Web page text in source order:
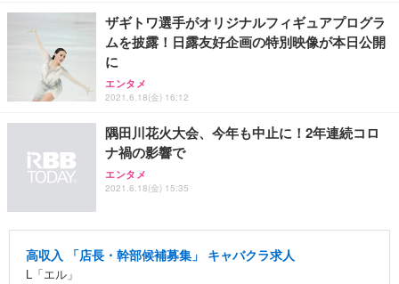
ザギトワ選手がオリジナルフィギュアプログラ
ムを披露！日露友好企画の特別映像が本日公開
に
エンタメ
2021.6.18(金) 16:12
隅田川花火大会、今年も中止に！2年連続コロ
ナ禍の影響で
エンタメ
2021.6.18(金) 15:35
高収入 「店長・幹部候補募集」 キャバクラ求人
L「エル」